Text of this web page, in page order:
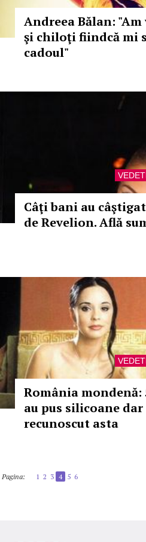
Andreea Bălan:
şi chiloţi fiindcă mi
cadoul"
Câţi bani au
de Revelion. Află
România mondenă:
au pus silicoane dar
recunoscut asta
Pagina: 1 2 3 4 5 6